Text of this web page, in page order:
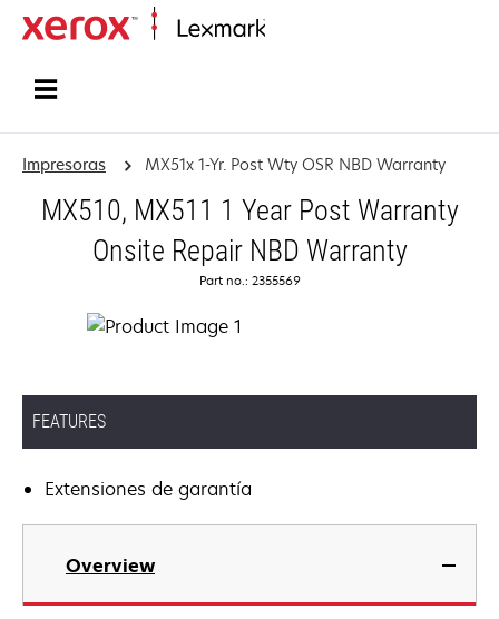
Impresoras MX51x 1-Yr. Post Wty OSR NBD Warranty
MX510, MX511 1 Year Post Warranty
Onsite Repair NBD Warranty
Part no.: 2355569
FEATURES
Extensiones de garantía
Overview